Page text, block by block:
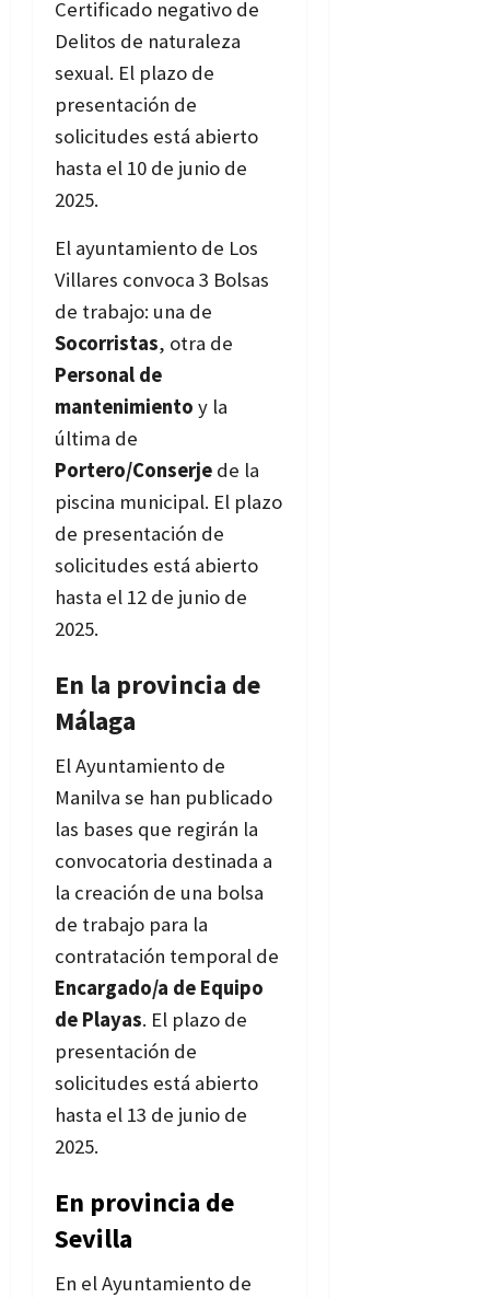
Certificado negativo de
Delitos de naturaleza
sexual. El plazo de
presentación de
solicitudes está abierto
hasta el 10 de junio de
2025.
El ayuntamiento de Los
Villares convoca 3 Bolsas
de trabajo: una de
Socorristas, otra de
Personal de
mantenimiento y la
última de
Portero/Conserje de la
piscina municipal. El plazo
de presentación de
solicitudes está abierto
hasta el 12 de junio de
2025.
En la provincia de
Málaga
El Ayuntamiento de
Manilva se han publicado
las bases que regirán la
convocatoria destinada a
la creación de una bolsa
de trabajo para la
contratación temporal de
Encargado/a de Equipo
de Playas. El plazo de
presentación de
solicitudes está abierto
hasta el 13 de junio de
2025.
En provincia de
Sevilla
En el Ayuntamiento de